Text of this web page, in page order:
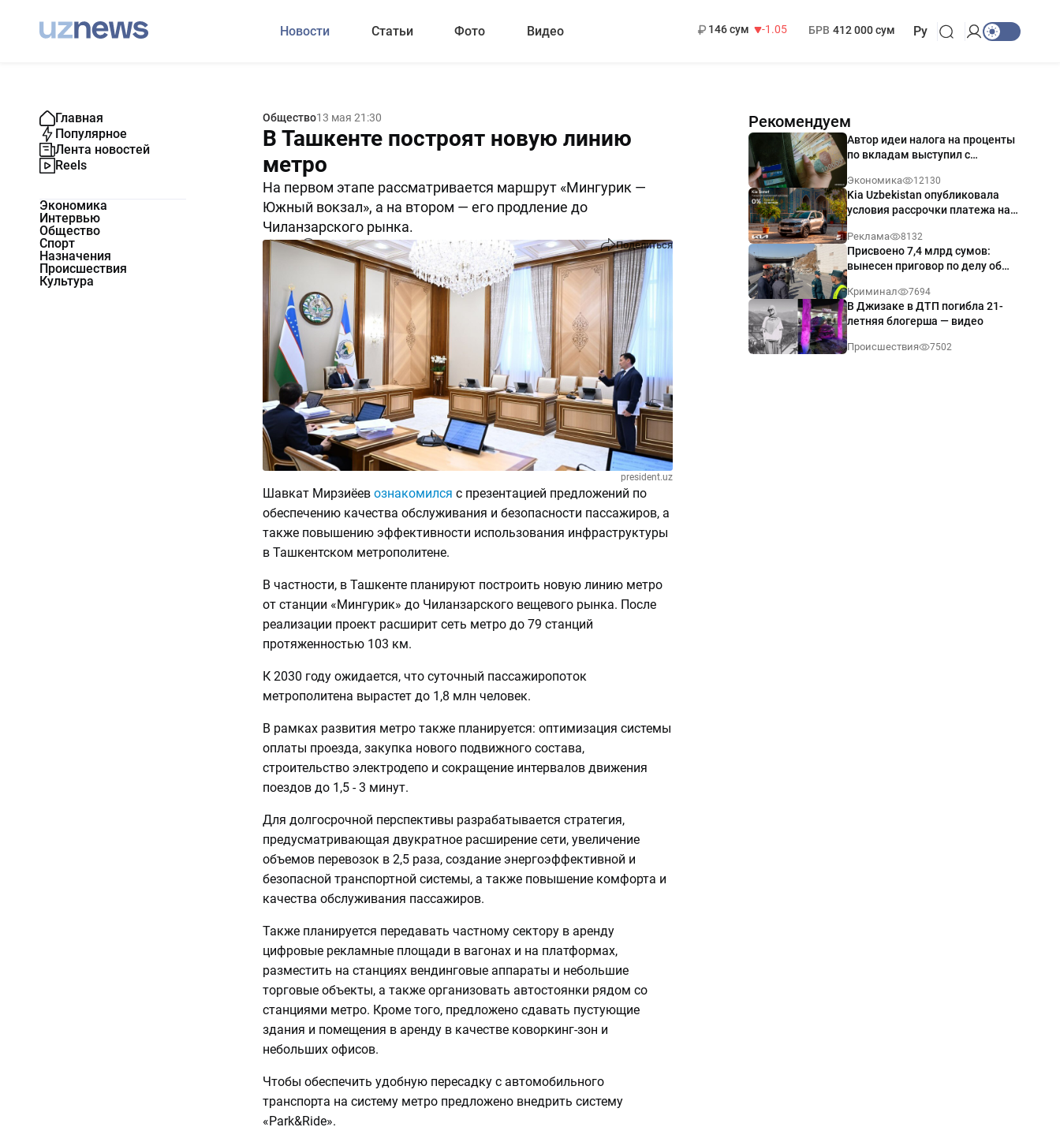
Новости Статьи Фото Видео
146 сум
-1.05
БРВ 412 000 сум Ру
Главная
Популярное
Лента новостей
Reels
Экономика
Интервью
Общество
Спорт
Назначения
Происшествия
Культура
Общество13 мая 21:30
В Ташкенте построят новую линию
метро
На первом этапе рассматривается маршрут «Мингурик —
Южный вокзал», а на втором — его продление до
Чиланзарского рынка.
4052 0 Поделиться
president.uz
Шавкат Мирзиёев ознакомился с презентацией предложений по
обеспечению качества обслуживания и безопасности пассажиров, а
также повышению эффективности использования инфраструктуры
в Ташкентском метрополитене.
В частности, в Ташкенте планируют построить новую линию метро
от станции «Мингурик» до Чиланзарского вещевого рынка. После
реализации проект расширит сеть метро до 79 станций
протяженностью 103 км.
К 2030 году ожидается, что суточный пассажиропоток
метрополитена вырастет до 1,8 млн человек.
В рамках развития метро также планируется: оптимизация системы
оплаты проезда, закупка нового подвижного состава,
строительство электродепо и сокращение интервалов движения
поездов до 1,5 - 3 минут.
Для долгосрочной перспективы разрабатывается стратегия,
предусматривающая двукратное расширение сети, увеличение
объемов перевозок в 2,5 раза, создание энергоэффективной и
безопасной транспортной системы, а также повышение комфорта и
качества обслуживания пассажиров.
Также планируется передавать частному сектору в аренду
цифровые рекламные площади в вагонах и на платформах,
разместить на станциях вендинговые аппараты и небольшие
торговые объекты, а также организовать автостоянки рядом со
станциями метро. Кроме того, предложено сдавать пустующие
здания и помещения в аренду в качестве коворкинг-зон и
небольших офисов.
Чтобы обеспечить удобную пересадку с автомобильного
транспорта на систему метро предложено внедрить систему
«Park&Ride».
Рекомендуем
Автор идеи налога на проценты
по вкладам выступил с
Экономика 12130
Kia Uzbekistan опубликовала
условия рассрочки платежа на
годовых
Реклама 8132
Присвоено 7,4 млрд сумов:
вынесен приговор по делу об
Ташкенте
Криминал 7694
В Джизаке в ДТП погибла 21-
летняя блогерша — видео
Происшествия 7502